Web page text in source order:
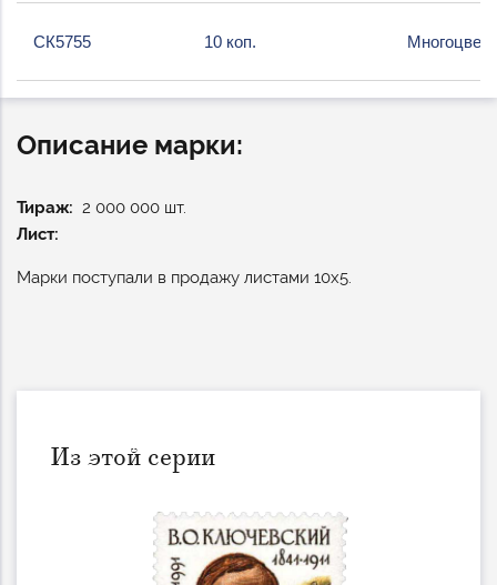
СК5755 10 коп.
Описание марки:
Тираж
2 000 000 шт.
Лист:
Марки поступали в продажу листами 10х5.
Из этой серии